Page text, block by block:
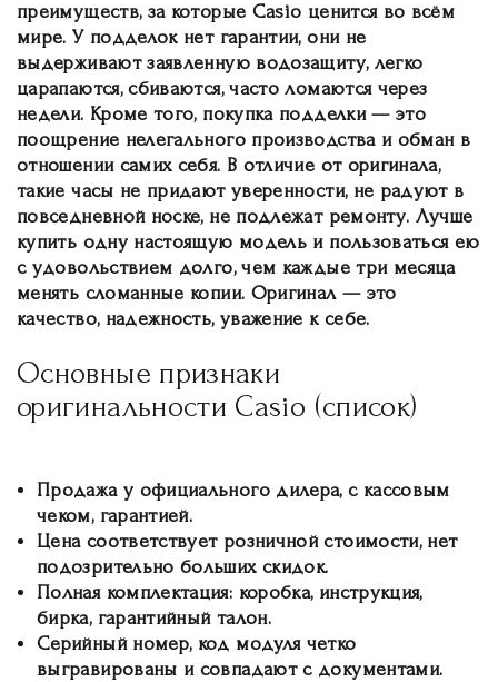
преимуществ, за которые Casio ценится во всём
мире. У подделок нет гарантии, они не
выдерживают заявленную водозащиту, легко
царапаются, сбиваются, часто ломаются через
недели. Кроме того, покупка подделки — это
поощрение нелегального производства и обман в
отношении самих себя. В отличие от оригинала,
такие часы не придают уверенности, не радуют в
повседневной носке, не подлежат ремонту. Лучше
купить одну настоящую модель и пользоваться ею
с удовольствием долго, чем каждые три месяца
менять сломанные копии. Оригинал — это
качество, надежность, уважение к себе.
Основные признаки
оригинальности Casio (список)
Продажа у официального дилера, с кассовым
чеком, гарантией.
Цена соответствует розничной стоимости, нет
подозрительно больших скидок.
Полная комплектация: коробка, инструкция,
бирка, гарантийный талон.
Серийный номер, код модуля четко
выгравированы и совпадают с документами.